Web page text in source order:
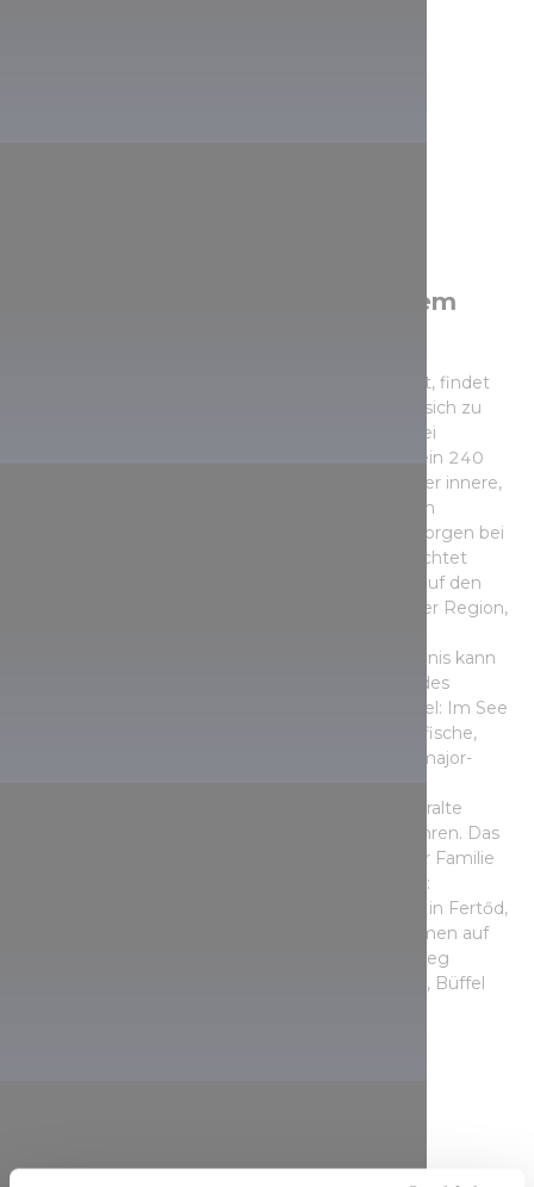
Den Fertő/Neusiedler See mit dem
Obwohl der Plattensee weitaus mehr Strände hat, findet
Sie auch am Fertő/Neusiedler See viel Platz, um sich zu
erholen. Im Sommer empfiehlt sich der Strand bei
Fertőrákos. Im ungarischen Teil des Sees wurde ein 240
Kilometer langes Kanalnetz angelegt, über das der innere,
mit Schilf bedeckte Teil des Sees erreichbar ist. Im
Nationalpark Fertő-Hanság können am frühen Morgen bei
einer 6 Kilometer langen Kanufahrt Vögel beobachtet
werden und wer Glück hat, erhascht einen Blick auf den
Silberreiher oder andere typische Bewohner dieser Region,
Haubentaucher, Rohrweihen oder Adler. Die Wildnis kann
sogar per Solarboot erkundet werden. Während des
Ausflugs lohnt sich nicht nur ein Blick gen Himmel: Im See
leben 35 Fischarten, darunter Schmerlen, Hundsfische,
Schleien und Sichlinge. Besuchen Sie das Lászlómajor-
Arbeitsweisen des 150 Jahre alten Bauernhofs, uralte
Handwerkskunst und traditionelle Berufe zu erfahren. Das
Gut war früher der wirtschaftliche Mittelpunkt der Familie
Esterházy. Da wir gerade bei den Esterházys sind:
Besuchen Sie unbedingt auch Schloss Esterházy in Fertőd,
das „ungarische Versailles“. Auch Sportliche kommen auf
ihre Kosten: Um den See herum wurde ein Radweg
angelegt. Entlang des Ufers grasen Zackelschafe, Büffel